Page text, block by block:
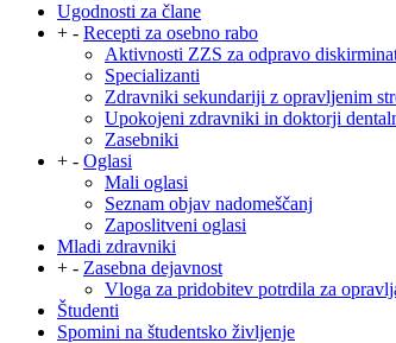
Ugodnosti za člane
+ - Recepti za osebno rabo
Aktivnosti ZZS za odpravo
Specializanti
Zdravniki sekundariji z opravljenim
Upokojeni zdravniki in doktorji
Zasebniki
+ - Oglasi
Mali oglasi
Seznam objav nadomeščanj
Zaposlitveni oglasi
Mladi zdravniki
+ - Zasebna dejavnost
Vloga za pridobitev potrdila za
Študenti
Spomini na študentsko življenje